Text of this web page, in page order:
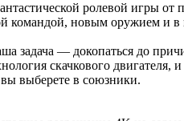
ролевой игры
новым оружием и
задача — докопаться до
скачкового двигателя,
выберете в союзники.